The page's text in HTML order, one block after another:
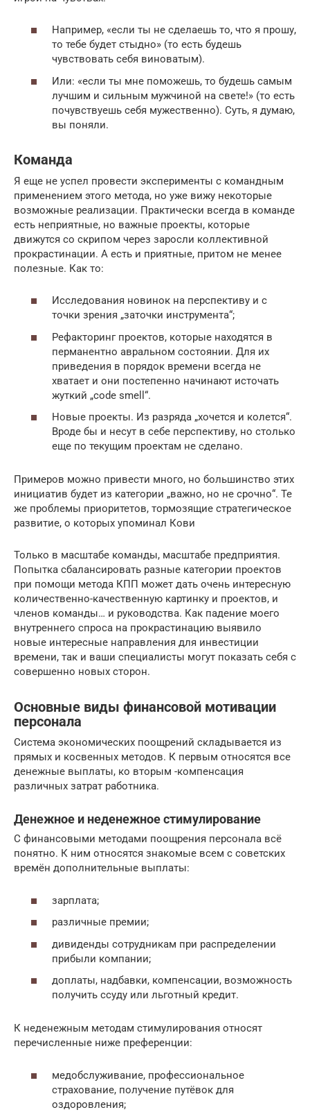
Например, «если ты не сделаешь то, что я прошу,
то тебе будет стыдно» (то есть будешь
чувствовать себя виноватым).
Или: «если ты мне поможешь, то будешь самым
лучшим и сильным мужчиной на свете!» (то есть
почувствуешь себя мужественно). Суть, я думаю,
вы поняли.
Команда
Я еще не успел провести эксперименты с командным
применением этого метода, но уже вижу некоторые
возможные реализации. Практически всегда в команде
есть неприятные, но важные проекты, которые
движутся со скрипом через заросли коллективной
прокрастинации. А есть и приятные, притом не менее
полезные. Как то:
Исследования новинок на перспективу и с
точки зрения „заточки инструмента“;
Рефакторинг проектов, которые находятся в
перманентно авральном состоянии. Для их
приведения в порядок времени всегда не
хватает и они постепенно начинают источать
жуткий „code smell“.
Новые проекты. Из разряда „хочется и колется“.
Вроде бы и несут в себе перспективу, но столько
еще по текущим проектам не сделано.
Примеров можно привести много, но большинство этих
инициатив будет из категории „важно, но не срочно“. Те
же проблемы приоритетов, тормозящие стратегическое
развитие, о которых упоминал Кови
Только в масштабе команды, масштабе предприятия.
Попытка сбалансировать разные категории проектов
при помощи метода КПП может дать очень интересную
количественно-качественную картинку и проектов, и
членов команды… и руководства. Как падение моего
внутреннего спроса на прокрастинацию выявило
новые интересные направления для инвестиции
времени, так и ваши специалисты могут показать себя с
совершенно новых сторон.
Основные виды финансовой мотивации
персонала
Система экономических поощрений складывается из
прямых и косвенных методов. К первым относятся все
денежные выплаты, ко вторым -компенсация
различных затрат работника.
Денежное и неденежное стимулирование
С финансовыми методами поощрения персонала всё
понятно. К ним относятся знакомые всем с советских
времён дополнительные выплаты:
зарплата;
различные премии;
дивиденды сотрудникам при распределении
прибыли компании;
доплаты, надбавки, компенсации, возможность
получить ссуду или льготный кредит.
К неденежным методам стимулирования относят
перечисленные ниже преференции:
медобслуживание, профессиональное
страхование, получение путёвок для
оздоровления;